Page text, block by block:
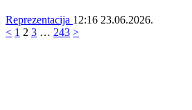
Reprezentacija 12:16 23.06.2026.
< 1 2 3 … 243 >